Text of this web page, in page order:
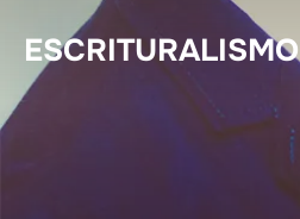
content
ESCRITURALISMO